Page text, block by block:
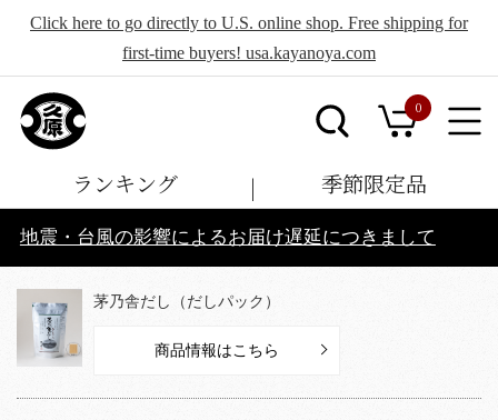
Click here to go directly to U.S. online shop. Free shipping for
first-time buyers! usa.kayanoya.com
0
ランキング 季節限定品
地震・台風の影響によるお届け遅延につきまして
茅乃舎だし（だしパック）
商品情報はこちら